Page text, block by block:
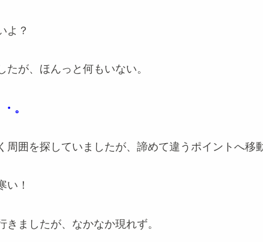
よ？
が、ほんっと何もいない。
。
周囲を探していましたが、諦めて違うポイントへ移
い！
ましたが、なかなか現れず。